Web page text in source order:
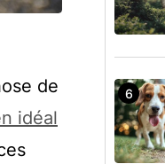
de
idéal